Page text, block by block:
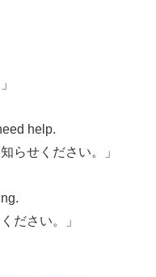
help.
らせください。」
ださい。」